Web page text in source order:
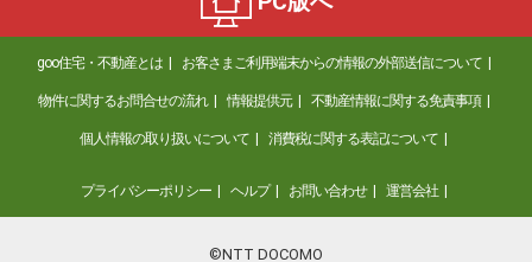
goo住宅・不動産とは お客さまご利用端末からの情報の外部送信について
物件に関するお問合せの流れ 情報提供元 不動産情報に関する免責事項
個人情報の取り扱いについて 消費税に関する表記について
プライバシーポリシー ヘルプ お問い合わせ 運営会社
©NTT DOCOMO